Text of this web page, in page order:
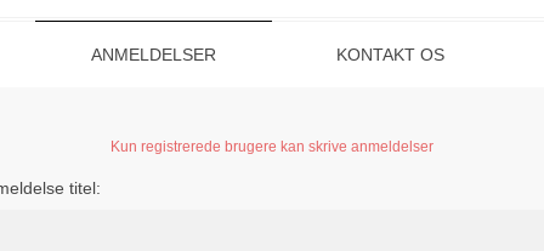
ANMELDELSER KONTAKT OS
Kun registrerede brugere kan skrive anmeldelser
titel: